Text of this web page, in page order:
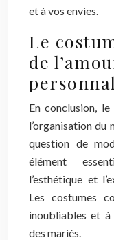
et à vos envies.
Le
de
En conclusion,
l’organisation du
question de
élément
l’esthétique et
Les costumes
inoubliables et à
des mariés.